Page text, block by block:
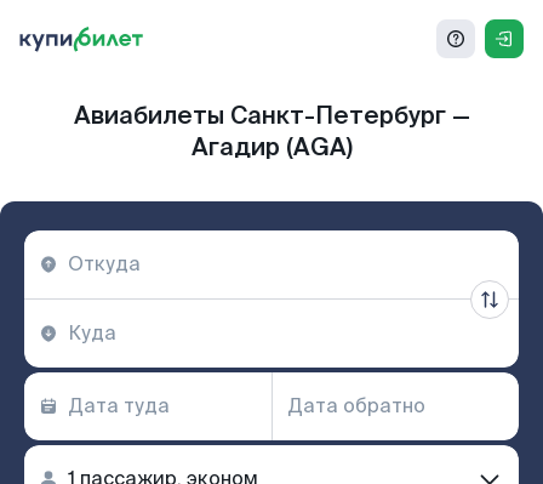
Авиабилеты Санкт-Петербург —
Агадир (AGA)